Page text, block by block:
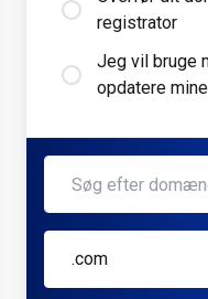
registrator
Jeg vil bruge
opdatere
.com